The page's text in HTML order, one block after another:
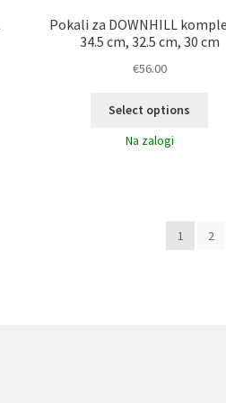
Pokali za DOWNHILL
34.5 cm, 32.5 cm, 30 cm
€56.00
Select options
Na zalogi
1 2